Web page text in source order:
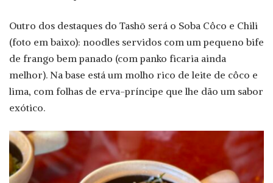
Outro dos destaques do Tashō será o Soba Côco e Chili
(foto em baixo): noodles servidos com um pequeno bife
de frango bem panado (com panko ficaria ainda
melhor). Na base está um molho rico de leite de côco e
lima, com folhas de erva-príncipe que lhe dão um sabor
exótico.